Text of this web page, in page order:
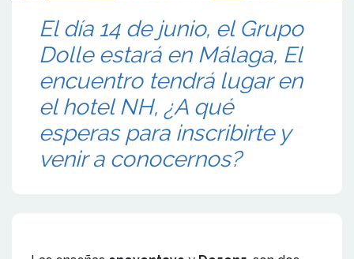
El día 14 de junio, el Grupo
Dolle estará en Málaga, El
encuentro tendrá lugar en
el hotel NH, ¿A qué
esperas para inscribirte y
venir a conocernos?